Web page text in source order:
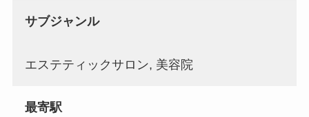
サブジャンル
エステティックサロン, 美容院
最寄駅